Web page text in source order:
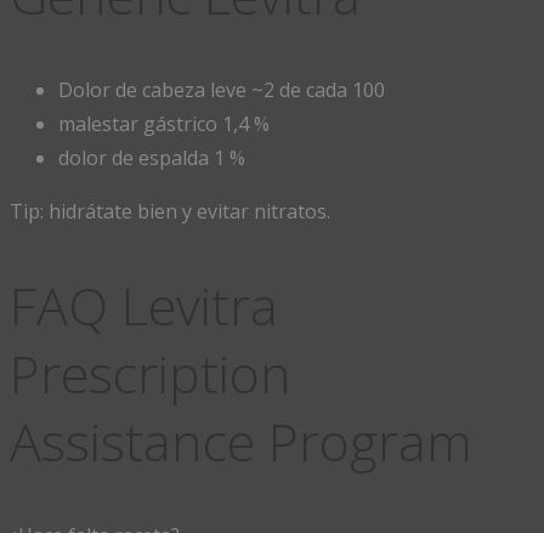
Dolor de cabeza leve ~2 de cada 100
malestar gástrico 1,4 %
dolor de espalda 1 %
Tip: hidrátate bien y evitar nitratos.